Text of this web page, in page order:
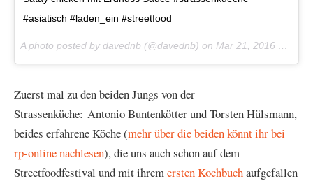
#asiatisch #laden_ein #streetfood
A photo posted by davednb (@davednb) on Mar 21, 2016 at 11:59am PDT
Zuerst mal zu den beiden Jungs von der
Strassenküche: Antonio Buntenkötter und Torsten Hülsmann,
beides erfahrene Köche (mehr über die beiden könnt ihr bei
rp-online nachlesen), die uns auch schon auf dem
Streetfoodfestival und mit ihremersten Kochbuchaufgefallen